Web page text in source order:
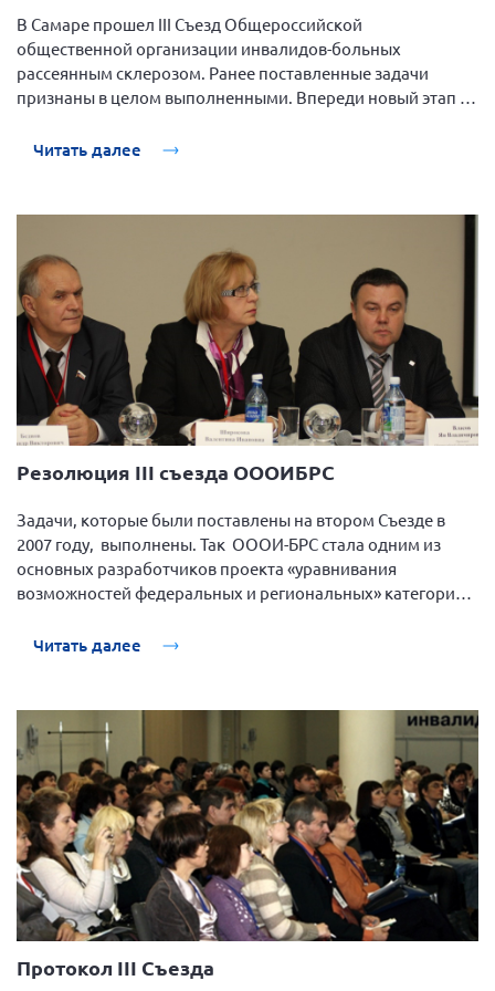
Конференция ОООИБРС 2021
Конференция ВСЭ 2021
Документы съездов
Второй съезд
Третий съезд
Четвертый съезд
Пятый съезд
Шестой съезд
ОФ «Фонд содействия больным рассеянным
склерозом»
Новости: Казахстан
Нормативно-правовые документы
Методическая литература для НКО
Публичные отчеты
ОООИБРС" (25-29.08.2020)
Всероссийская конференция-тренинг
"Рассеянный склероз: новые реалии" (26-
29.05.2022)
Общероссийская РС
Алтайский край
Архангельская область
В Самаре прошел III Съезд Общероссийской
общественной организации инвалидов-больных
рассеянным склерозом. Ранее поставленные задачи
признаны в целом выполненными. Впереди новый этап -
РС с участием всех основных социальных партнеров и
Читать далее
Резолюция III съезда ОООИБРС
Задачи, которые были поставлены на втором Съезде в
2007 году, выполнены. Так ОООИ-БРС стала одним из
основных разработчиков проекта «уравнивания
возможностей федеральных и региональных» категорий
лечением.
Читать далее
Протокол III Съезда